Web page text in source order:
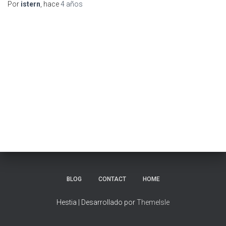
Por istern , hace4 años
BLOG CONTACT HOME
Hestia | Desarrollado porThemeIsle